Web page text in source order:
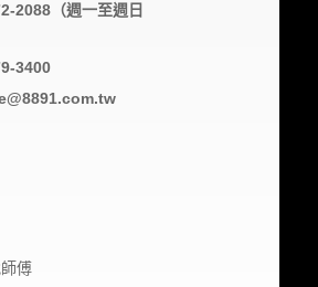
2088（週一至週日
3400
傅